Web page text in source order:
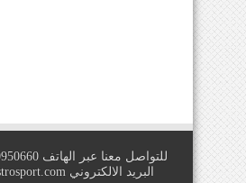
البريد الالكتروني